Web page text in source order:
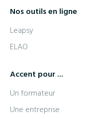
Nos outils en ligne
Leapsy
ELAO
Accent pour ...
Un formateur
Une entreprise